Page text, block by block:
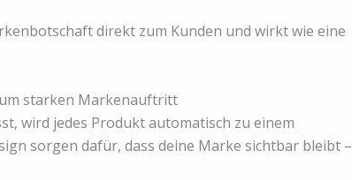
direkt zum Kunden und wirkt wie eine
starken Markenauftritt
wird jedes Produkt automatisch zu einem
sorgen dafür, dass deine Marke sichtbar bleibt –